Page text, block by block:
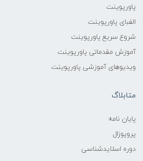
پاورپوینت
الفبای پاورپوینت
شروع سریع پاورپوینت
آموزش مقدماتی پاورپوینت
ویدیوهای آموزشی پاورپوینت
متابلاگ
پایان نامه
پروپوزال
دوره اسلایدشناسی